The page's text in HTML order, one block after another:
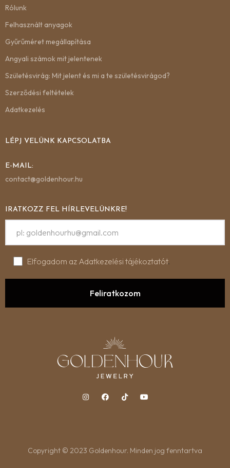
Rólunk
Felhasznált anyagok
Gyűrűméret megállapítása
Angyali számok mit jelentenek
Születésvirág: Mit jelent és mi a te születésvirágod?
Szerződési feltételek
Adatkezelés
LÉPJ VELÜNK KAPCSOLATBA
E-MAIL:
contact@goldenhour.hu
IRATKOZZ FEL HÍRLEVELÜNKRE!
Elfogadom az Adatkezelési tájékoztatót.
Copyright © 2023 Goldenhour. Minden jog fenntartva